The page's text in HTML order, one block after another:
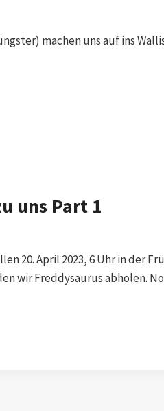
machen uns auf ins
uns Part 1
20. April 2023, 6 Uhr in der
wir Freddysaurus abholen.